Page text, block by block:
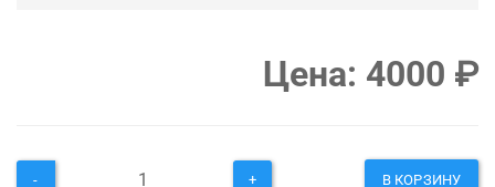
Цена: 4000 ₽
- + В КОРЗИНУ